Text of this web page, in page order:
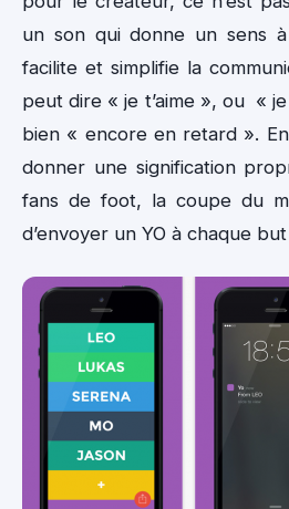
un son qui donne un sens
facilite et simplifie la
peut dire « je t’aime », ou «
bien « encore en retard ».
donner une signification
fans de foot, la coupe du
d’envoyer un YO à chaque